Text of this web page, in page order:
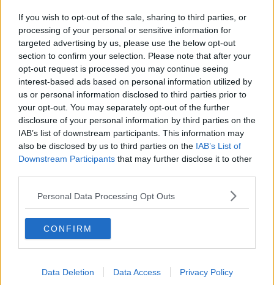
If you wish to opt-out of the sale, sharing to third parties, or
processing of your personal or sensitive information for
targeted advertising by us, please use the below opt-out
section to confirm your selection. Please note that after your
opt-out request is processed you may continue seeing
interest-based ads based on personal information utilized by
us or personal information disclosed to third parties prior to
your opt-out. You may separately opt-out of the further
disclosure of your personal information by third parties on the
IAB’s list of downstream participants. This information may
also be disclosed by us to third parties on the IAB’s List of
Downstream Participants that may further disclose it to other
Personal Data Processing Opt Outs
CONFIRM
Data Deletion Data Access Privacy Policy
​Il lato positivo delle cose
​Storie antiche di tempi moderni
​Quello che alle mamme non dicono
Adultescenza
Homo imbecillis
​4 anni di Blog
Quando il silenzio è aggressivo
​Il passato, questo conosciuto!
​Clima ballerino e sbalzi d’umore
La maternità
​L’uomo o l’orso?
Non hanno un amico a teatro​
​Tutta una questione di rispetto
​Cose che ci esauriscono
​Lasciate ai vostri figli il diritto di piangere
​Essere genitori di un adolescente
​Saper pazientare
​Giornata del Fiocchetto Lilla
Ma ti ascolti?